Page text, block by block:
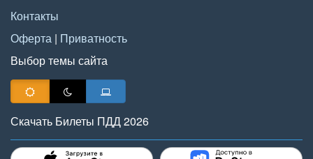
Контакты
Оферта | Приватность
Выбор темы сайта
Скачать Билеты ПДД 2026